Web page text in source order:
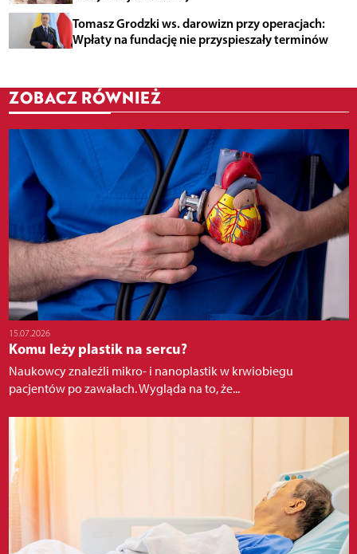
Tomasz Grodzki ws. darowizn przy operacjach:
Wpłaty na fundację nie przyspieszały terminów
ZOBACZ RÓWNIEŻ
15.07.2026
Komu leży plastik na sercu?
Naukowcy znaleźli mikro- i nanoplastik w krwiobiegu
pacjentów po zawałach. Wygląda na to, że...